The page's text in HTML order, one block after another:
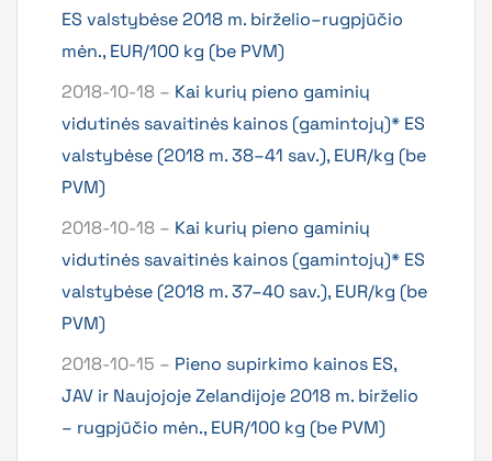
ES valstybėse 2018 m. birželio–rugpjūčio
mėn., EUR/100 kg (be PVM)
2018-10-18 – Kai kurių pieno gaminių
vidutinės savaitinės kainos (gamintojų)* ES
valstybėse (2018 m. 38–41 sav.), EUR/kg (be
PVM)
2018-10-18 – Kai kurių pieno gaminių
vidutinės savaitinės kainos (gamintojų)* ES
valstybėse (2018 m. 37–40 sav.), EUR/kg (be
PVM)
2018-10-15 – Pieno supirkimo kainos ES,
JAV ir Naujojoje Zelandijoje 2018 m. birželio
– rugpjūčio mėn., EUR/100 kg (be PVM)